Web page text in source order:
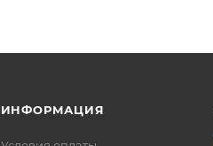
ИНФОРМАЦИЯ